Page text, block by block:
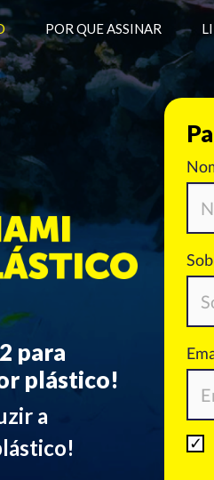
POR QUE ASSINAR
para
plástico!
a